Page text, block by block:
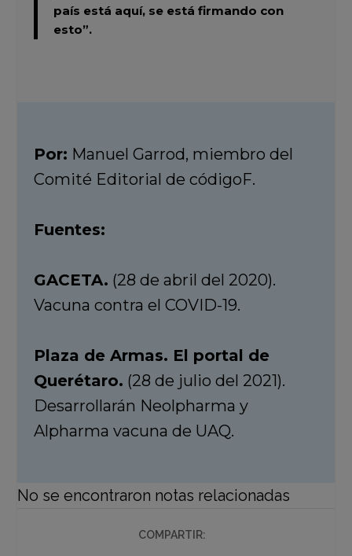
país está aquí, se está firmando con
esto”.
Por: Manuel Garrod, miembro del
Comité Editorial de códigoF.
Fuentes:
GACETA. (28 de abril del 2020).
Vacuna contra el COVID-19.
Plaza de Armas. El portal de
Querétaro. (28 de julio del 2021).
Desarrollarán Neolpharma y
Alpharma vacuna de UAQ.
No se encontraron notas relacionadas
COMPARTIR: